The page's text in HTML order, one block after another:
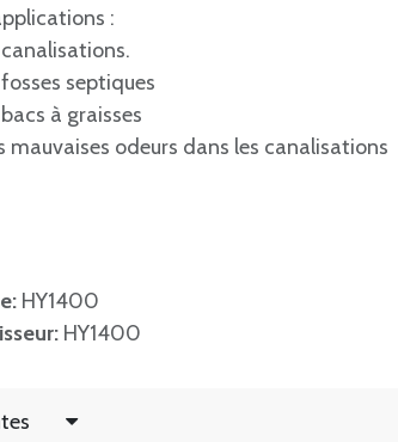
:
septiques
à graisses
mauvaises odeurs dans les canalisations
HY1400
HY1400